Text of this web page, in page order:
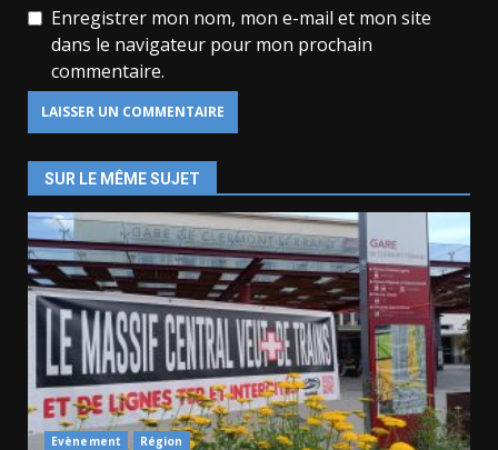
Enregistrer mon nom, mon e-mail et mon site
dans le navigateur pour mon prochain
commentaire.
SUR LE MÊME SUJET
Evènement Région